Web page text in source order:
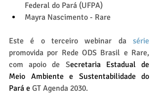
Federal do Pará (UFPA)
Mayra Nascimento - Rare
Este é o terceiro webinar da
promovida por Rede ODS Brasil e Rare,
com apoio de Secretaria Estadual de
Meio Ambiente e Sustentabilidade do
Pará e GT Agenda 2030.